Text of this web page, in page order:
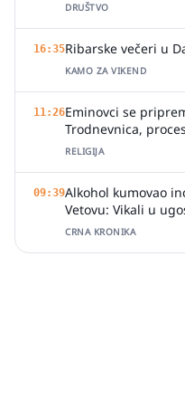
DRUŠTVO
16:35Ribarske večeri u
KAMO ZA VIKEND
11:26Eminovci se
Trodnevnica,
RELIGIJA
09:39Alkohol kumovao
Vetovu: Vikali u
zalio djelatnicu
CRNA KRONIKA